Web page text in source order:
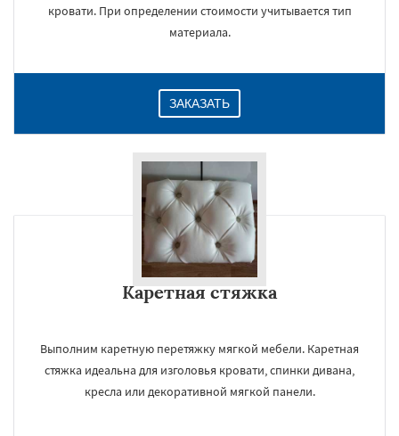
кровати. При определении стоимости учитывается тип
материала.
ЗАКАЗАТЬ
Каретная стяжка
Выполним каретную перетяжку мягкой мебели. Каретная
стяжка идеальна для изголовья кровати, спинки дивана,
кресла или декоративной мягкой панели.